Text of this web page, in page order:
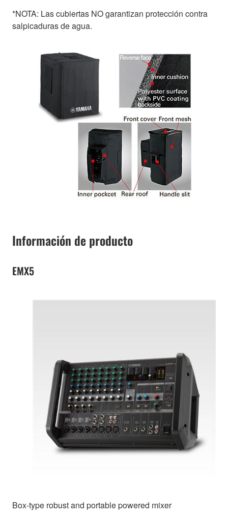
*NOTA: Las cubiertas NO garantizan protección contra
salpicaduras de agua.
Información de producto
EMX5
Box-type robust and portable powered mixer